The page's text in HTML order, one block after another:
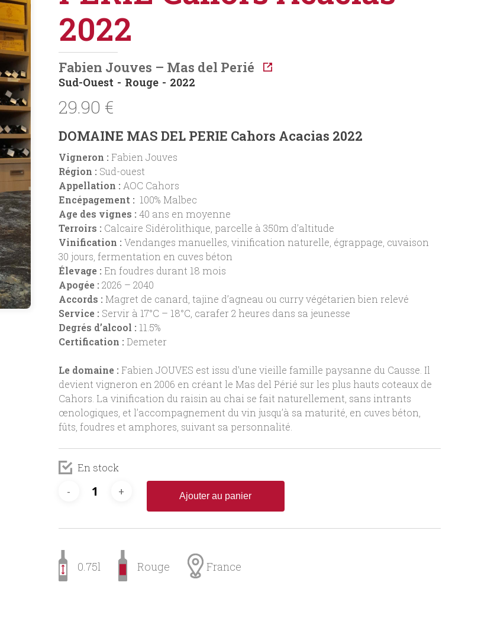
2022
Fabien Jouves – Mas del Perié
Sud-Ouest Rouge 2022
29.90 €
DOMAINE MAS DEL PERIE Cahors Acacias 2022
Vigneron : Fabien Jouves
Région : Sud-ouest
Appellation : AOC Cahors
Encépagement : 100% Malbec
Age des vignes : 40 ans en moyenne
Terroirs : Calcaire Sidérolithique, parcelle à 350m d’altitude
Vinification : Vendanges manuelles, vinification naturelle, égrappage, cuvaison
30 jours, fermentation en cuves béton
Élevage : En foudres durant 18 mois
Apogée : 2026 – 2040
Accords : Magret de canard, tajine d’agneau ou curry végétarien bien relevé
Service : Servir à 17°C – 18°C, carafer 2 heures dans sa jeunesse
Degrés d’alcool : 11.5%
Certification : Demeter
Le domaine : Fabien JOUVES est issu d’une vieille famille paysanne du Causse. Il
devient vigneron en 2006 en créant le Mas del Périé sur les plus hauts coteaux de
Cahors. La vinification du raisin au chai se fait naturellement, sans intrants
œnologiques, et l’accompagnement du vin jusqu’à sa maturité, en cuves béton,
fûts, foudres et amphores, suivant sa personnalité.
En stock
Ajouter au panier
0.75l Rouge France